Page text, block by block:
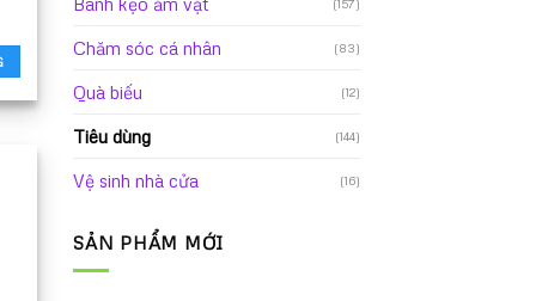
Chăm sóc cá nhân (83)
Quà biếu (12)
Tiêu dùng (144)
Vệ sinh nhà cửa (16)
SẢN PHẨM MỚI